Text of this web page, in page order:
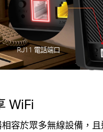
RJ11 電話端口
WiFi
容於眾多無線設備，